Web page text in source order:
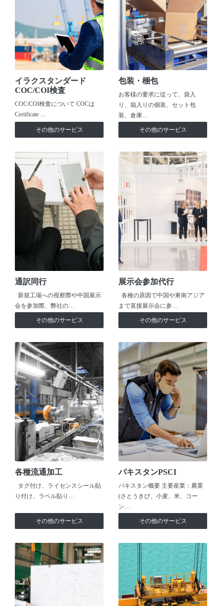
イラクスタンダード
COC/COI検査
COC/COI検査について COCは
Certificate …
その他のサービス
包装・梱包
お客様の要求に従って、袋入
り、箱入りの個装、セット包
装、倉庫…
その他のサービス
通訳同行
新規工場への視察際や中国展示
会を参加際、弊社の…
その他のサービス
展示会参加代行
各種の原因で中国や東南アジア
まで直接展示会に参…
その他のサービス
各種流通加工
タグ付け、ライセンスシール貼
り付け、ラベル貼り…
その他のサービス
パキスタンPSCI
パキスタン概要 主要産業：農業
(さとうきび、小麦、米、コー
ン…
その他のサービス